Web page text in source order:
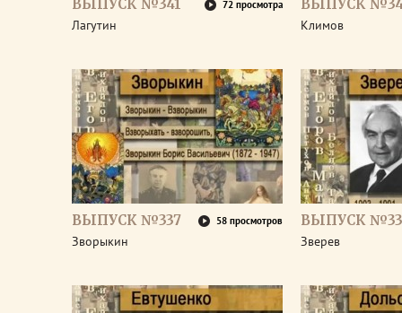
ВЫПУСК №341 72 просмотра
Лагутин
ВЫПУСК
Климов
ВЫПУСК №337 58 просмотров
Зворыкин
ВЫПУСК
Зверев